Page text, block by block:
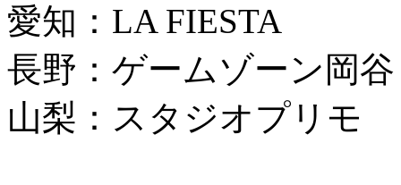
愛知：LA FIESTA
長野：ゲームゾーン岡谷
山梨：スタジオプリモ